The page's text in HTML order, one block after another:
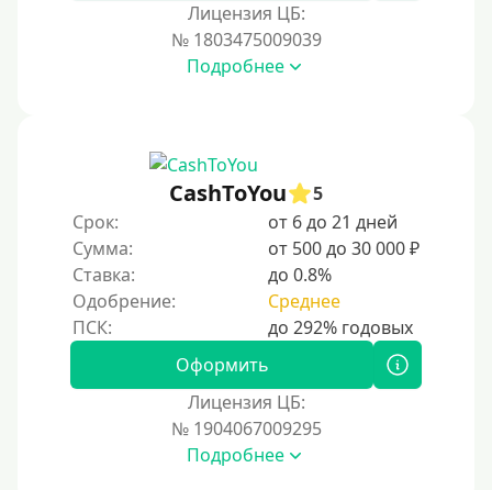
Карты банков и платежные системы
Мастеркард
Через Юнистрим (Unistream)
На Вебмани
Виза (Visa)
Лицензия ЦБ:
№ 1803475009039
Подробнее
CashToYou
5
Срок:
от 6 до 21 дней
Сумма:
от 500 до 30 000 ₽
Ставка:
до 0.8%
Одобрение:
Среднее
Оформить
Лицензия ЦБ:
№ 1904067009295
Подробнее